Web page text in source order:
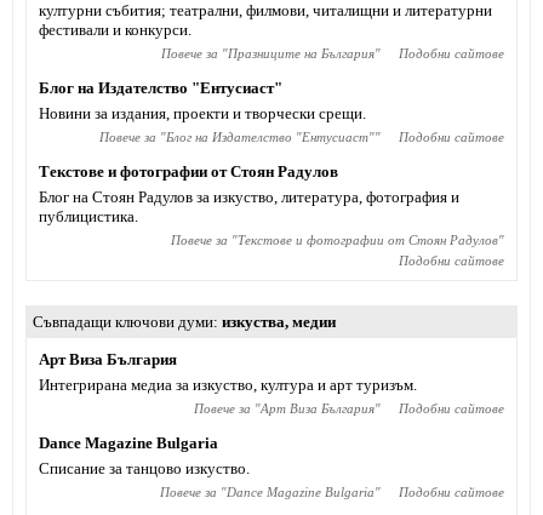
културни събития; театрални, филмови, читалищни и литературни
фестивали и конкурси.
Повече за "Празниците на България" Подобни сайтове
Блог на Издателство "Ентусиаст"
Новини за издания, проекти и творчески срещи.
Повече за "Блог на Издателство "Ентусиаст"" Подобни сайтове
Текстове и фотографии от Стоян Радулов
Блог на Стоян Радулов за изкуство, литература, фотография и
публицистика.
Повече за "Текстове и фотографии от Стоян Радулов"
Подобни сайтове
Съвпадащи ключови думи изкуства, медии
Арт Виза България
Интегрирана медиа за изкуство, култура и арт туризъм.
Повече за "Арт Виза България" Подобни сайтове
Dance Magazine Bulgaria
Списание за танцово изкуство.
Повече за "Dance Magazine Bulgaria" Подобни сайтове